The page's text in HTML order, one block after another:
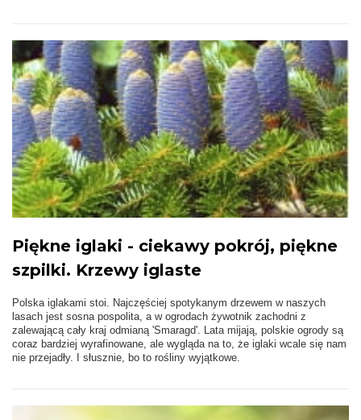
Piękne iglaki - ciekawy pokrój, piękne
szpilki. Krzewy iglaste
Polska iglakami stoi. Najczęściej spotykanym drzewem w naszych
lasach jest sosna pospolita, a w ogrodach żywotnik zachodni z
zalewającą cały kraj odmianą 'Smaragd'. Lata mijają, polskie ogrody są
coraz bardziej wyrafinowane, ale wygląda na to, że iglaki wcale się nam
nie przejadły. I słusznie, bo to rośliny wyjątkowe.